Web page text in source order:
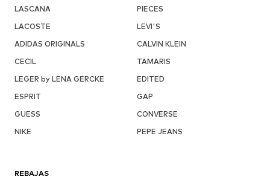
LASCANA
PIECES
LACOSTE
LEVI'S
ADIDAS ORIGINALS
CALVIN KLEIN
CECIL
TAMARIS
LEGER by LENA GERCKE
EDITED
ESPRIT
GAP
GUESS
CONVERSE
NIKE
PEPE JEANS
REBAJAS